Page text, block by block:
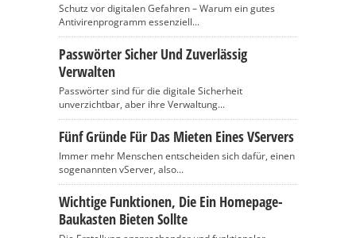
Schutz vor digitalen Gefahren – Warum ein gutes
Antivirenprogramm essenziell...
Passwörter Sicher Und Zuverlässig
Verwalten
Passwörter sind für die digitale Sicherheit
unverzichtbar, aber ihre Verwaltung...
Fünf Gründe Für Das Mieten Eines VServers
Immer mehr Menschen entscheiden sich dafür, einen
sogenannten vServer, also...
Wichtige Funktionen, Die Ein Homepage-
Baukasten Bieten Sollte